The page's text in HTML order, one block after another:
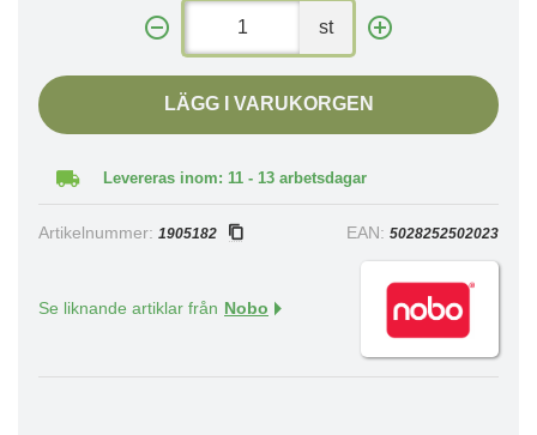
st
LÄGG I VARUKORGEN
Levereras inom: 11 - 13 arbetsdagar
Artikelnummer: 1905182 EAN: 5028252502023
Se liknande artiklar från Nobo